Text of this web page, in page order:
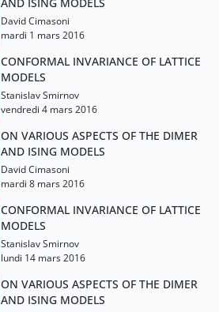
David Cimasoni
mardi 1 mars 2016
CONFORMAL INVARIANCE OF LATTICE
MODELS
Stanislav Smirnov
vendredi 4 mars 2016
ON VARIOUS ASPECTS OF THE DIMER
AND ISING MODELS
David Cimasoni
mardi 8 mars 2016
CONFORMAL INVARIANCE OF LATTICE
MODELS
Stanislav Smirnov
lundi 14 mars 2016
ON VARIOUS ASPECTS OF THE DIMER
AND ISING MODELS